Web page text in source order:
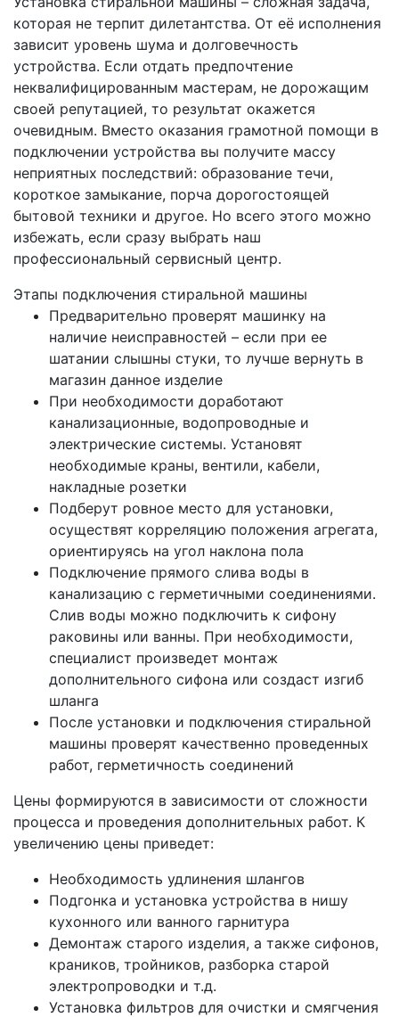
которая не терпит дилетантства. От её исполнения
зависит уровень шума и долговечность
устройства. Если отдать предпочтение
неквалифицированным мастерам, не дорожащим
своей репутацией, то результат окажется
очевидным. Вместо оказания грамотной помощи в
подключении устройства вы получите массу
неприятных последствий: образование течи,
короткое замыкание, порча дорогостоящей
бытовой техники и другое. Но всего этого можно
избежать, если сразу выбрать наш
профессиональный сервисный центр.
Этапы подключения стиральной машины
Предварительно проверят машинку на
наличие неисправностей – если при ее
шатании слышны стуки, то лучше вернуть в
магазин данное изделие
При необходимости доработают
канализационные, водопроводные и
электрические системы. Установят
необходимые краны, вентили, кабели,
накладные розетки
Подберут ровное место для установки,
осуществят корреляцию положения агрегата,
ориентируясь на угол наклона пола
Подключение прямого слива воды в
канализацию с герметичными соединениями.
Слив воды можно подключить к сифону
раковины или ванны. При необходимости,
специалист произведет монтаж
дополнительного сифона или создаст изгиб
шланга
После установки и подключения стиральной
машины проверят качественно проведенных
работ, герметичность соединений
Цены формируются в зависимости от сложности
процесса и проведения дополнительных работ. К
увеличению цены приведет:
Необходимость удлинения шлангов
Подгонка и установка устройства в нишу
кухонного или ванного гарнитура
Демонтаж старого изделия, а также сифонов,
краников, тройников, разборка старой
электропроводки и т.д.
Установка фильтров для очистки и смягчения